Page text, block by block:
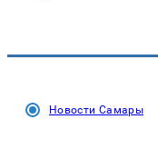
Новости Самары